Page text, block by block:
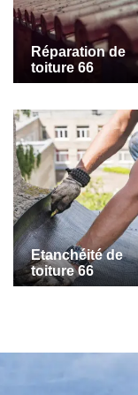
Réparation de
toiture 66
Etanchéité de
toiture 66